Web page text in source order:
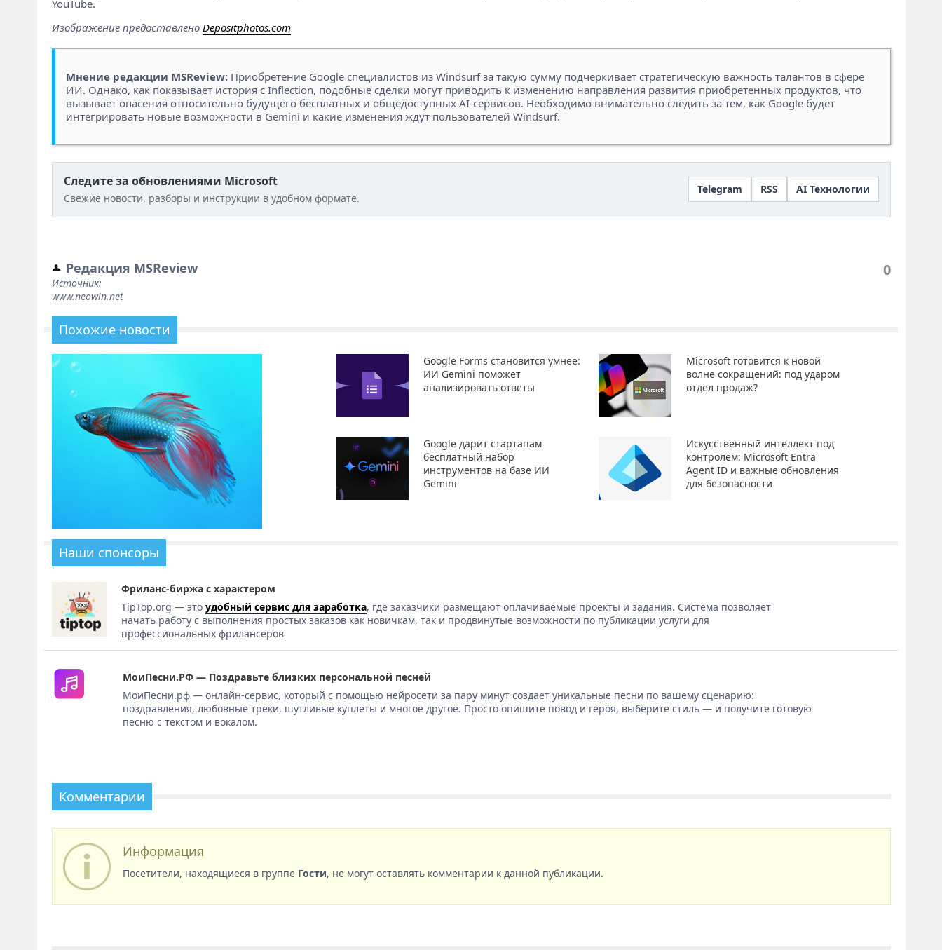
YouTube.
Изображение предоставлено Depositphotos.com
Мнение редакции MSReview:Приобретение Google специалистов из Windsurf за такую сумму подчеркивает стратегическую важность талантов в сфере
ИИ. Однако, как показывает история с Inflection, подобные сделки могут приводить к изменению направления развития приобретенных продуктов, что
вызывает опасения относительно будущего бесплатных и общедоступных AI-сервисов. Необходимо внимательно следить за тем, как Google будет
интегрировать новые возможности в Gemini и какие изменения ждут пользователей Windsurf.
Следите за обновлениями Microsoft
Свежие новости, разборы и инструкции в удобном формате.
Telegram RSS AI Технологии
Редакция MSReview
Источник:
www.neowin.net
0
Похожие новости
Google Forms становится умнее:
ИИ Gemini поможет
анализировать ответы
Microsoft готовится к новой
волне сокращений: под ударом
отдел продаж?
Google дарит стартапам
бесплатный набор
инструментов на базе ИИ
Gemini
Искусственный интеллект под
контролем: Microsoft Entra
Agent ID и важные обновления
для безопасности
Наши спонсоры
Фриланс-биржа с характером
TipTop.org — этоудобный сервис для заработка, где заказчики размещают оплачиваемые проекты и задания. Система позволяет
начать работу с выполнения простых заказов как новичкам, так и продвинутые возможности по публикации услуги для
профессиональных фрилансеров
МоиПесни.РФ — Поздравьте близких персональной песней
МоиПесни.рф — онлайн-сервис, который с помощью нейросети за пару минут создает уникальные песни по вашему сценарию:
поздравления, любовные треки, шутливые куплеты и многое другое. Просто опишите повод и героя, выберите стиль — и получите готовую
песню с текстом и вокалом.
Комментарии
Информация
Посетители, находящиеся в группе Гости, не могут оставлять комментарии к данной публикации.